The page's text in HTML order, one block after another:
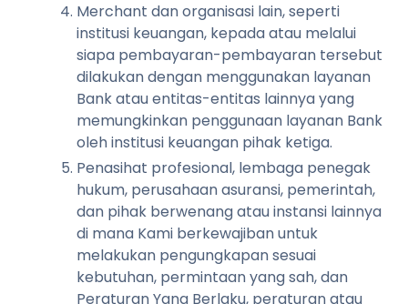
Merchant dan organisasi lain, seperti
institusi keuangan, kepada atau melalui
siapa pembayaran-pembayaran tersebut
dilakukan dengan menggunakan layanan
Bank atau entitas-entitas lainnya yang
memungkinkan penggunaan layanan Bank
oleh institusi keuangan pihak ketiga.
Penasihat profesional, lembaga penegak
hukum, perusahaan asuransi, pemerintah,
dan pihak berwenang atau instansi lainnya
di mana Kami berkewajiban untuk
melakukan pengungkapan sesuai
kebutuhan, permintaan yang sah, dan
Peraturan Yang Berlaku, peraturan atau